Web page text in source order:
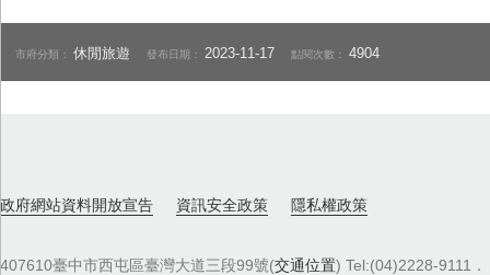
市府分類：休閒旅遊 發布日期：2023-11-17 點閱次數：4904
政府網站資料開放宣告 資訊安全政策 隱私權政策
407610臺中市西屯區臺灣大道三段99號(交通位置) Tel:(04)2228-9111．